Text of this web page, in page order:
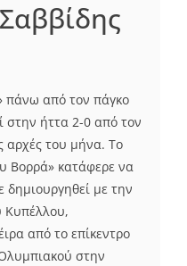
από τον πάγκο
στην ήττα 2-0 από τον
αρχές του μήνα. Το
Βορρά» κατάφερε να
δημιουργηθεί με την
Κυπέλλου,
από το επίκεντρο
στην